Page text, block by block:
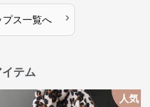
プス一覧へ ›
テム
人気